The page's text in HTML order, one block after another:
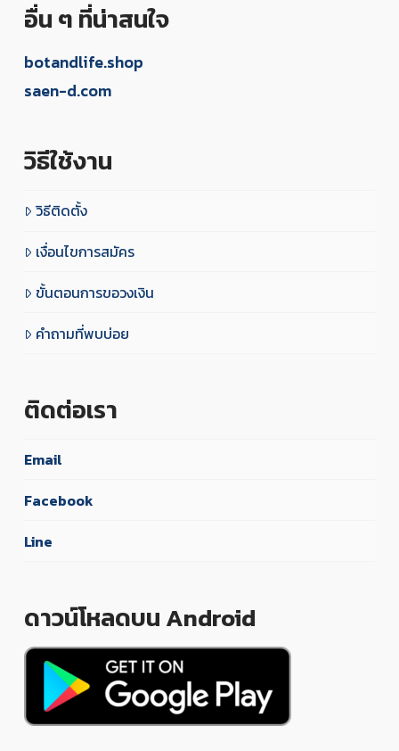
อื่น ๆ ที่น่าสนใจ
botandlife.shop
saen-d.com
วิธีใช้งาน
วิธีติดตั้ง
เงื่อนไขการสมัคร
ขั้นตอนการขอวงเงิน
คำถามที่พบบ่อย
ติดต่อเรา
Email
Facebook
Line
ดาวน์โหลดบน Android